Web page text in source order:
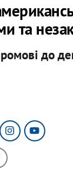
та
до